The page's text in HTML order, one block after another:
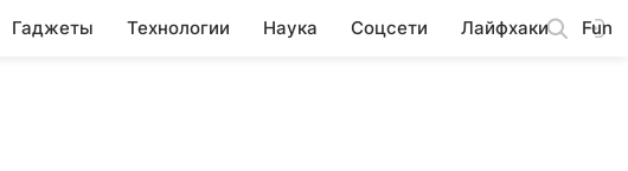
Гаджеты Технологии Наука Соцсети Лайфхаки Fun